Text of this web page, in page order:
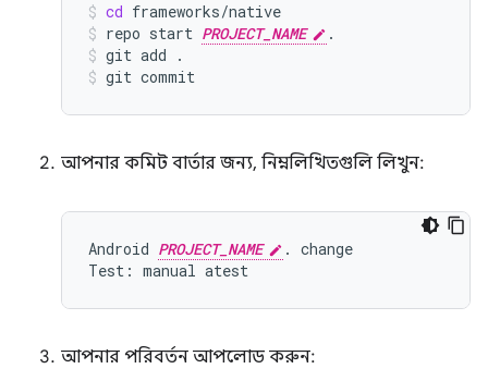
cd frameworks/native
repo start PROJECT_NAME
.
git add
.
git commit
আপনার কমিট বার্তার জন্য, নিম্নলিখিতগুলি লিখুন:
Android PROJECT_NAME
. change
আপনার পরিবর্তন আপলোড করুন: